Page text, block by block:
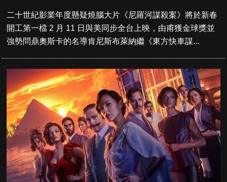
二十世紀影業年度懸疑燒腦大片《尼羅河謀殺案》將於新春
開工第一檔 2 月 11 日與美同步全台上映，由甫獲金球獎並
強勢問鼎奧斯卡的名導肯尼斯布萊納繼《東方快車謀...